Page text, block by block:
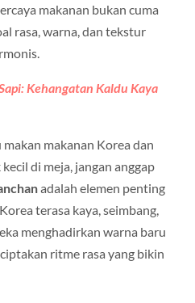
makanan bukan cuma
rasa, warna, dan tekstur
Kehangatan Kaldu Kaya
makanan Korea dan
di meja, jangan anggap
adalah elemen penting
terasa kaya, seimbang,
menghadirkan warna baru
ritme rasa yang bikin